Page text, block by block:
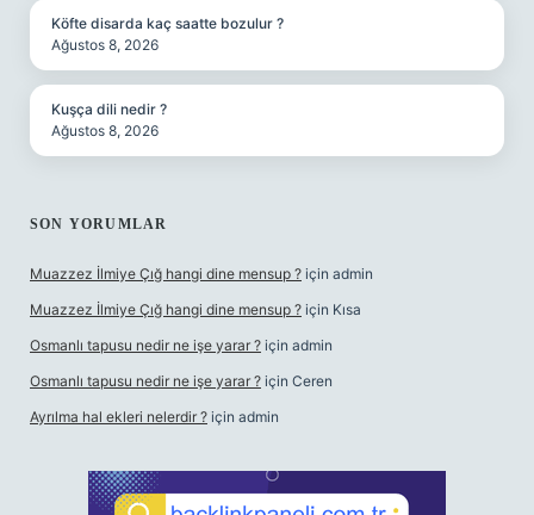
Köfte disarda kaç saatte bozulur ?
Ağustos 8, 2026
Kuşça dili nedir ?
Ağustos 8, 2026
SON YORUMLAR
Muazzez İlmiye Çığ hangi dine mensup ? için admin
Muazzez İlmiye Çığ hangi dine mensup ? için Kısa
Osmanlı tapusu nedir ne işe yarar ? için admin
Osmanlı tapusu nedir ne işe yarar ? için Ceren
Ayrılma hal ekleri nelerdir ? için admin